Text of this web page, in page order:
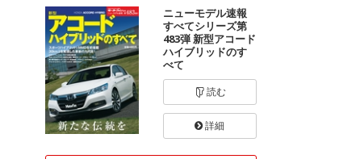
ニューモデル速報
すべてシリーズ第
483弾 新型アコード
ハイブリッドのす
べて
読む
詳細